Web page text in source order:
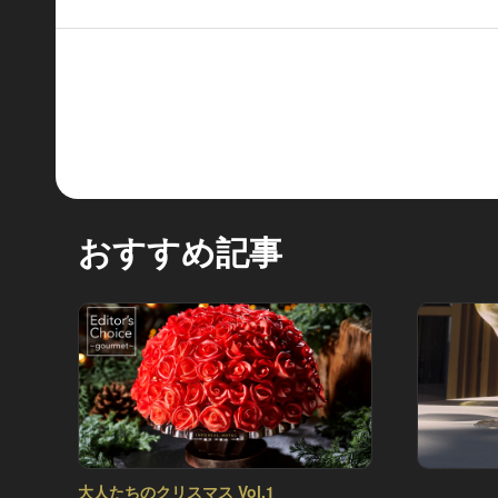
おすすめ記事
大人たちのクリスマス Vol.1